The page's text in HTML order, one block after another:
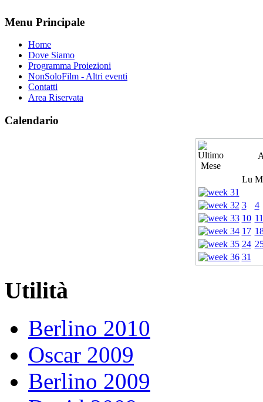
Menu Principale
Home
Dove Siamo
Programma Proiezioni
NonSoloFilm - Altri eventi
Contatti
Area Riservata
Calendario
Lu
3
4
10 11
17
24
31
Utilità
Berlino 2010
Oscar 2009
Berlino 2009